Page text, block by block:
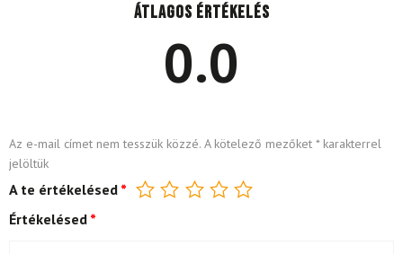
Átlagos értékelés
0.0
Az e-mail címet nem tesszük közzé. A kötelező mezőket *karakterrel
jelöltük
A te értékelésed *
Értékelésed *